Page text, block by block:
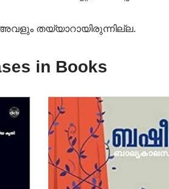
തയ്യാറായിരുന്നില്ല.
in Books